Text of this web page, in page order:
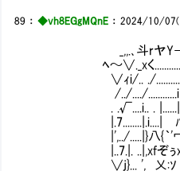
89 ：◆vh8EGgMQnE ：2024/10/07(
_,,.､斗rヤY―‐‐'
ﾍ～∨._xく
∨ｨi/.. ./..............
/../..../............i .. | ﾍ
. .√....i.. .
|',../.....|}八{
|..7.|. ..|,xf
∨j}... ', 乂:ｿ 乂ｿ